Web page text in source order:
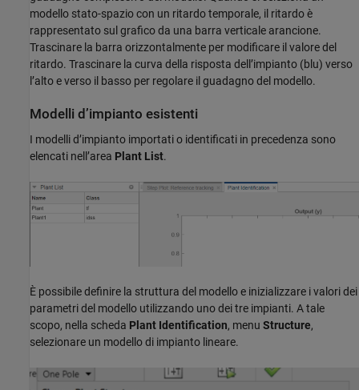
modello stato-spazio con un ritardo temporale, il ritardo è
rappresentato sul grafico da una barra verticale arancione.
Trascinare la barra orizzontalmente per modificare il valore del
ritardo. Trascinare la curva della risposta dell’impianto (blu) verso
l’alto e verso il basso per regolare il guadagno del modello.
Modelli d’impianto esistenti
I modelli d’impianto importati o identificati in precedenza sono
elencati nell’area Plant List.
È possibile definire la struttura del modello e inizializzare i valori dei
parametri del modello utilizzando uno dei tre impianti. A tale
scopo, nella scheda Plant Identification, menu Structure,
selezionare un modello di impianto lineare.